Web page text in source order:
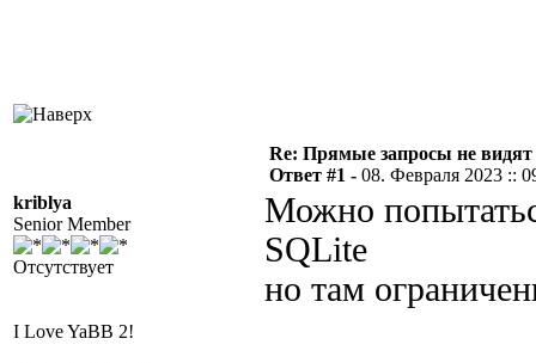
kriblya
Senior Member
Отсутствует
I Love YaBB 2!
Re: Прямые запросы не видят
Ответ #1 - 08. Февраля 2023 ::
Можно
SQLite
но там